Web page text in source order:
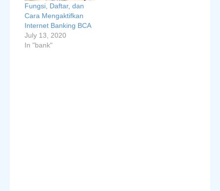
Fungsi, Daftar, dan
Cara Mengaktifkan
Internet Banking BCA
July 13, 2020
In "bank"